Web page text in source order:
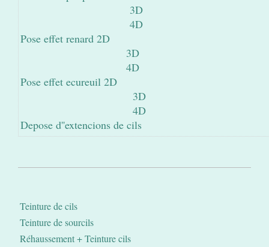
3D
4D
Pose effet renard 2D
3D
4D
Pose effet ecureuil 2D
3D
4D
Depose d''extencions de cils
Teinture de cils
Teinture de sourcils
Réhaussement + Teinture cils